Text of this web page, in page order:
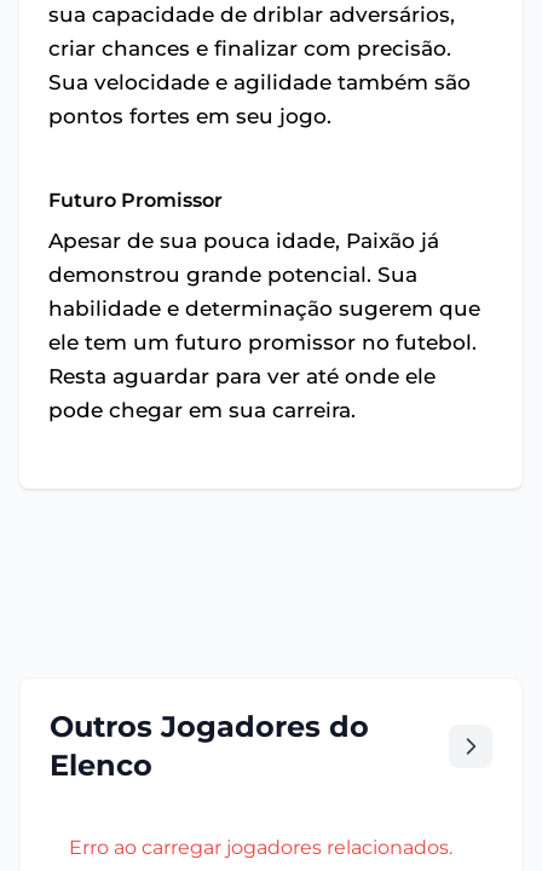
sua capacidade de driblar adversários,
criar chances e finalizar com precisão.
Sua velocidade e agilidade também são
pontos fortes em seu jogo.
Futuro Promissor
Apesar de sua pouca idade, Paixão já
demonstrou grande potencial. Sua
habilidade e determinação sugerem que
ele tem um futuro promissor no futebol.
Resta aguardar para ver até onde ele
pode chegar em sua carreira.
Outros Jogadores do
Elenco
Erro ao carregar jogadores relacionados.